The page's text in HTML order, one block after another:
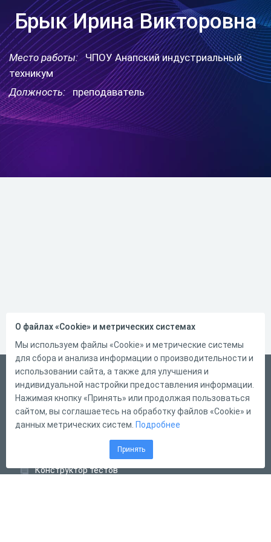
Брык Ирина Викторовна
Место работы: ЧПОУ Анапский индустриальный
техникум
Должность:
преподаватель
Русский
Справка
Форма обратной связи
Контакты
Конструктор тестов
О файлах «Cookie» и метрических системах
Мы используем файлы «Cookie» и метрические системы
для сбора и анализа информации о производительности и
использовании сайта, а также для улучшения и
индивидуальной настройки предоставления информации.
Нажимая кнопку «Принять» или продолжая пользоваться
сайтом, вы соглашаетесь на обработку файлов «Cookie» и
данных метрических систем. Подробнее
Принять